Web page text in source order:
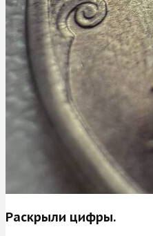
Раскрыли цифры.